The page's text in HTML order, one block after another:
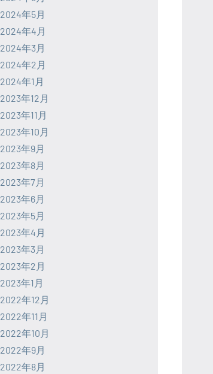
2024年5月
2024年4月
2024年3月
2024年2月
2024年1月
2023年12月
2023年11月
2023年10月
2023年9月
2023年8月
2023年7月
2023年6月
2023年5月
2023年4月
2023年3月
2023年2月
2023年1月
2022年12月
2022年11月
2022年10月
2022年9月
2022年8月